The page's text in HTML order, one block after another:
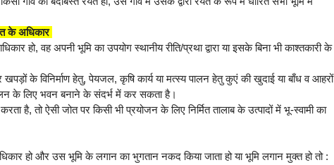
के अधिकार
हो, वह अपनी भूमि का उपयोग स्थानीय रीति/प्रथा द्वारा या इसके बिना भी काश्तकारी के
के विनिर्माण हेतु, पेयजल, कृषि कार्य या मत्स्य पालन हेतु कुएं की खुदाई या बाँध व आहरों
के लिए भवन बनाने के संदर्भ में कर सकता है।
है, तो ऐसी जोत पर किसी भी प्रयोजन के लिए निर्मित तालाब के उत्पादों में भू-स्वामी का
हो और उस भूमि के लगान का भुगतान नकद किया जाता हो या भूमि लगान मुक्त हो तो :